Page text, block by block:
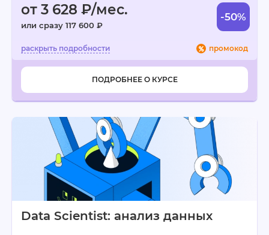
от 3 628 ₽/мес.
или сразу 117 600 ₽
-50%
промокод
ПОДРОБНЕЕ О КУРСЕ
Data Scientist: анализ данных